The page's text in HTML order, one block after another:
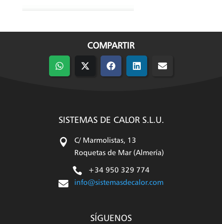
COMPARTIR
Compartir
en
CompartirCompartir
en
Compartir
en
Compartir
SISTEMAS DE CALOR S.L.U.

C/ Marmolistas, 13
Roquetas de Mar (Almería)
 +34 950 329 774
 info@sistemasdecalor.com
SÍGUENOS